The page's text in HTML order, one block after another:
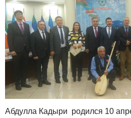
Абдулла Кадыри родился 10